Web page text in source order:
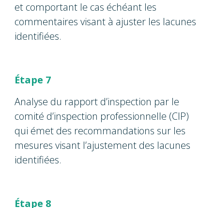
et comportant le cas échéant les
commentaires visant à ajuster les lacunes
identifiées.
Étape 7
Analyse du rapport d’inspection par le
comité d’inspection professionnelle (CIP)
qui émet des recommandations sur les
mesures visant l’ajustement des lacunes
identifiées.
Étape 8